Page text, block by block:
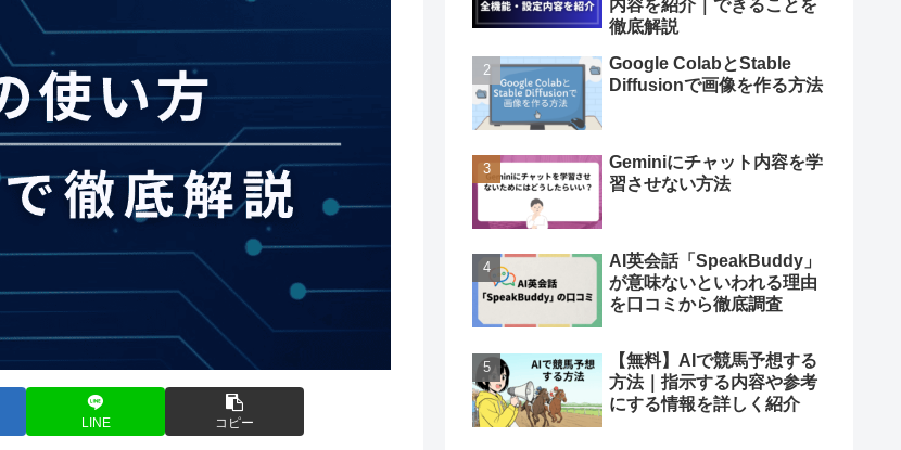
LINE コピー
内容を紹介｜できることを
徹底解説
Google ColabとStable
Diffusionで画像を作る方法
Geminiにチャット内容を学
習させない方法
AI英会話「SpeakBuddy」
が意味ないといわれる理由
を口コミから徹底調査
【無料】AIで競馬予想する
方法｜指示する内容や参考
にする情報を詳しく紹介